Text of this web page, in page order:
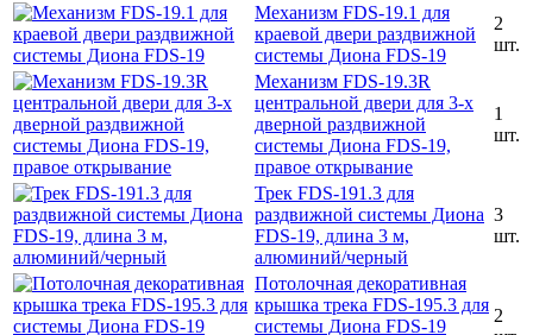
Механизм FDS-19.1 для
краевой двери раздвижной
системы Диона FDS-19
2
шт.
Механизм FDS-19.3R
центральной двери для 3-х
дверной раздвижной
системы Диона FDS-19,
правое открывание
1
шт.
Трек FDS-191.3 для
раздвижной системы Диона
FDS-19, длина 3 м,
алюминий/черный
3
шт.
Потолочная декоративная
крышка трека FDS-195.3 для
системы Диона FDS-19
2